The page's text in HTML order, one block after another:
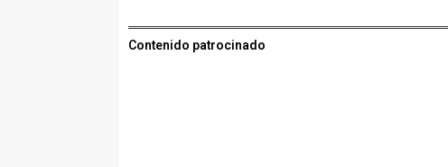
Contenido patrocinado